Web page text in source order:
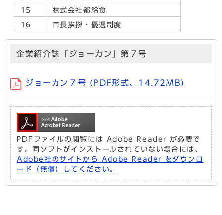
15 株式会社都給食
16 市長挨拶・優遇制度
企業紹介誌「ジョーカン」第７号
ジョーカン７号 (PDF形式、14.72MB)
PDFファイルの閲覧には Adobe Reader が必要で
す。同ソフトがインストールされていない場合には、
Adobe社のサイトから Adobe Reader をダウンロ
ード（無償）してください。